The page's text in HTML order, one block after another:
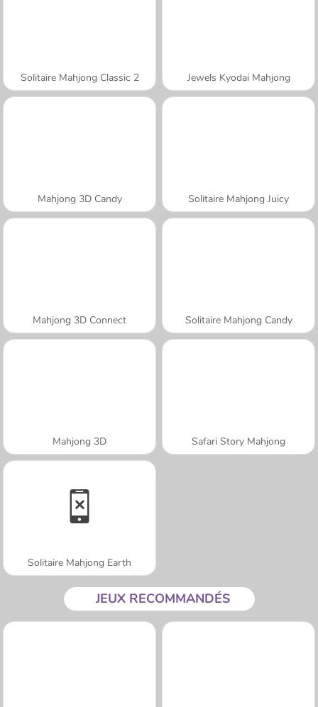
Solitaire Mahjong Classic 2 Jewels Kyodai Mahjong
Mahjong 3D Candy Solitaire Mahjong Juicy
Mahjong 3D Connect Solitaire Mahjong Candy
Mahjong 3D Safari Story Mahjong
Solitaire Mahjong Earth
JEUX RECOMMANDÉS